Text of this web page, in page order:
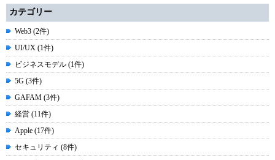
カテゴリー
Web3 (2件)
UI/UX (1件)
ビジネスモデル (1件)
5G (3件)
GAFAM (3件)
経営 (11件)
Apple (17件)
セキュリティ (8件)